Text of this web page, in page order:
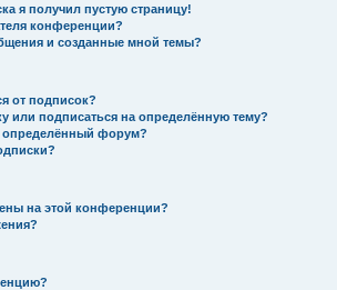
я получил пустую страницу!
конференции?
и созданные мной темы?
от подписок?
или подписаться на определённую тему?
определённый форум?
на этой конференции?